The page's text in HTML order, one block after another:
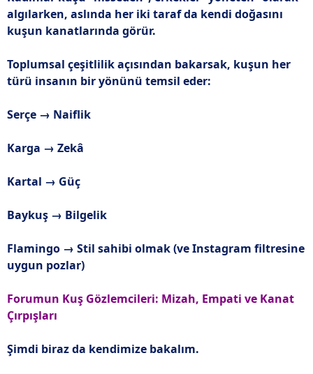
algılarken, aslında her iki taraf da kendi doğasını
kuşun kanatlarında görür.
Toplumsal çeşitlilik açısından bakarsak, kuşun her
türü insanın bir yönünü temsil eder:
Serçe → Naiflik
Karga → Zekâ
Kartal → Güç
Baykuş → Bilgelik
Flamingo → Stil sahibi olmak (ve Instagram filtresine
uygun pozlar)
Forumun Kuş Gözlemcileri: Mizah, Empati ve Kanat
Çırpışları
Şimdi biraz da kendimize bakalım.